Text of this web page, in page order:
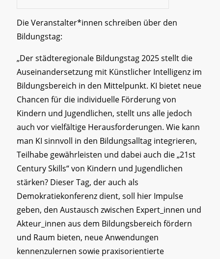
Die Veranstalter*innen schreiben über den
Bildungstag:
„Der städteregionale Bildungstag 2025 stellt die
Auseinandersetzung mit Künstlicher Intelligenz im
Bildungsbereich in den Mittelpunkt. KI bietet neue
Chancen für die individuelle Förderung von
Kindern und Jugendlichen, stellt uns alle jedoch
auch vor vielfältige Herausforderungen. Wie kann
man KI sinnvoll in den Bildungsalltag integrieren,
Teilhabe gewährleisten und dabei auch die „21st
Century Skills“ von Kindern und Jugendlichen
stärken? Dieser Tag, der auch als
Demokratiekonferenz dient, soll hier Impulse
geben, den Austausch zwischen Expert_innen und
Akteur_innen aus dem Bildungsbereich fördern
und Raum bieten, neue Anwendungen
kennenzulernen sowie praxisorientierte